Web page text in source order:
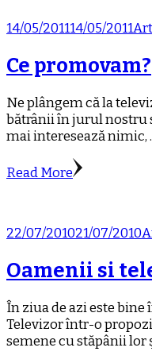
14/05/201114/05/2011
Ce promovam?
Ne plângem că la
bătrânii în jurul nostru
mai interesează nimic,
Read More
22/07/201021/07/2010
Oamenii si
În ziua de azi este
Televizor într-o
semene cu stăpânii lor